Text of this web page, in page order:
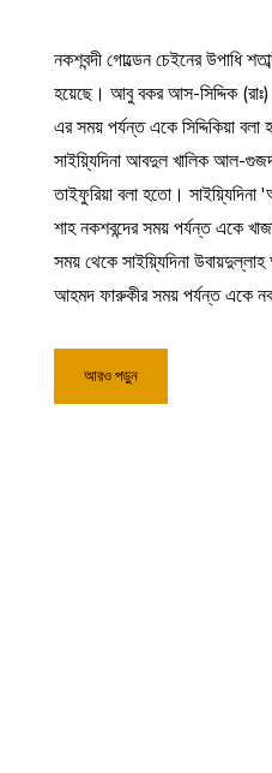
নকশবন্দী গোল্ডেন চেইনের উপাধি
হয়েছে। আবু বকর আস-সিদ্দিক (রাঃ)
এর সময় পর্যন্ত একে সিদ্দিকিয়া
সাইয়্যিদিনা আবদুল খালিক আল-
তাইফুরিয়া বলা হতো।
শাহ নকশবন্দের সময় পর্যন্ত একে
সময় থেকে সাইয়্যিদিনা
আহমদ ফারুকীর সময় পর্যন্ত একে
আরও পড়ুন